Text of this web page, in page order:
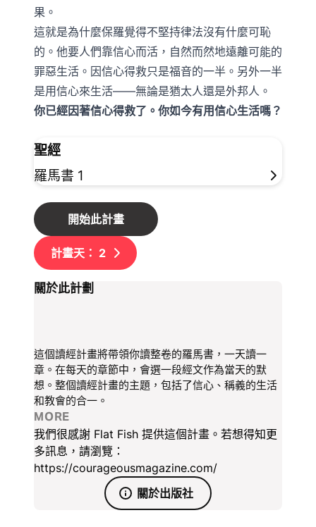
果。
這就是為什麼保羅覺得不堅持律法沒有什麼可恥
的。他要人們靠信心而活，自然而然地遠離可能的
罪惡生活。因信心得救只是福音的一半。另外一半
是用信心來生活——無論是猶太人還是外邦人。
你已經因著信心得救了。你如今有用信心生活嗎？
聖經
羅馬書 1
開始此計畫
計畫天： 2
關於此計劃
這個讀經計畫將帶領你讀整卷的羅馬書，一天讀一
章。在每天的章節中，會選一段經文作為當天的默
想。整個讀經計畫的主題，包括了信心、稱義的生活
和教會的合一。
MORE
我們很感謝 Flat Fish 提供這個計畫。若想得知更
多訊息，請瀏覽：
https://courageousmagazine.com/
關於出版社